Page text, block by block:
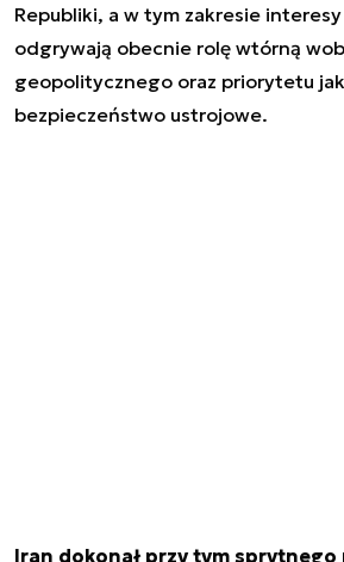
Republiki, a w tym zakresie
odgrywają obecnie rolę wtórną
geopolitycznego oraz priorytetu
bezpieczeństwo ustrojowe.
Iran dokonał przy tym sprytnego